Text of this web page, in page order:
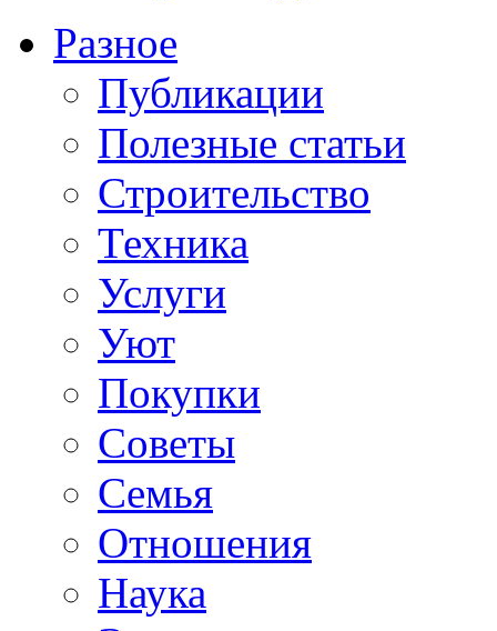
Разное
Публикации
Полезные статьи
Строительство
Техника
Услуги
Уют
Покупки
Советы
Семья
Отношения
Наука